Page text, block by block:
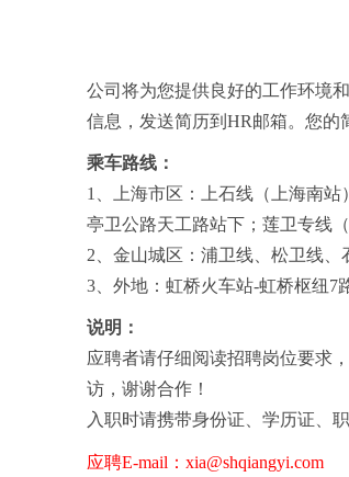
公司将为您提供良好的工作环境
信息，发送简历到HR邮箱。您的
乘车路线：
1、上海市区：上石线（上海南站
亭卫公路天工路站下；莲卫专线
2、金山城区：浦卫线、松卫线、
3、外地：虹桥火车站-虹桥枢纽7
说明：
应聘者请仔细阅读招聘岗位要求
访，谢谢合作！
入职时请携带身份证、学历证、
应聘E-mail：xia@shqiangyi.com